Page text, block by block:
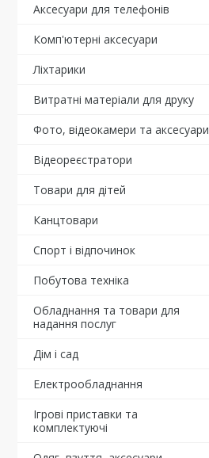
Аксесуари для телефонів
Комп'ютерні аксесуари
Ліхтарики
Витратні матеріали для друку
Фото, відеокамери та аксесуари
Відеореєстратори
Товари для дітей
Канцтовари
Спорт і відпочинок
Побутова техніка
Обладнання та товари для
надання послуг
Дім і сад
Електрообладнання
Ігрові приставки та
комплектуючі